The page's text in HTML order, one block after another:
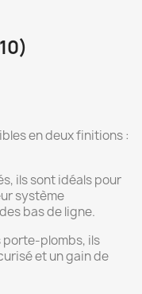
en deux finitions :
ils sont idéals pour
système
bas de ligne.
plombs, ils
et un gain de